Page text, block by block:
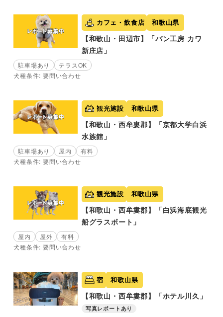
カフェ・飲食店 和歌山県
【和歌山・田辺市】「パン工房 カワ
新庄店」
駐車場あり
テラスOK
犬種条件: 要問い合わせ
観光施設 和歌山県
【和歌山・西牟婁郡】「京都大学白浜
水族館」
駐車場あり 屋内
有料
犬種条件: 要問い合わせ
観光施設 和歌山県
【和歌山・西牟婁郡】「白浜海底観光
船グラスボート」
屋内 屋外
有料
犬種条件: 要問い合わせ
宿 和歌山県
【和歌山・西牟婁郡】「ホテル川久」
写真レポートあり